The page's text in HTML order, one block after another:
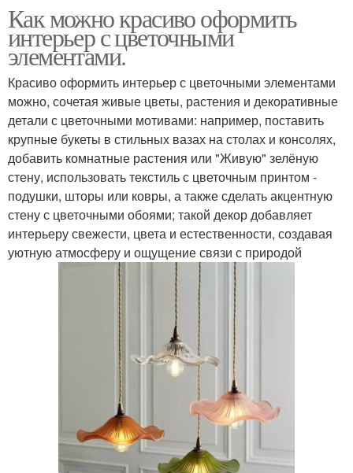
Как можно красиво оформить
интерьер с цветочными
элементами.
Красиво оформить интерьер с цветочными элементами
можно, сочетая живые цветы, растения и декоративные
детали с цветочными мотивами: например, поставить
крупные букеты в стильных вазах на столах и консолях,
добавить комнатные растения или "Живую" зелёную
стену, использовать текстиль с цветочным принтом -
подушки, шторы или ковры, а также сделать акцентную
стену с цветочными обоями; такой декор добавляет
интерьеру свежести, цвета и естественности, создавая
уютную атмосферу и ощущение связи с природой